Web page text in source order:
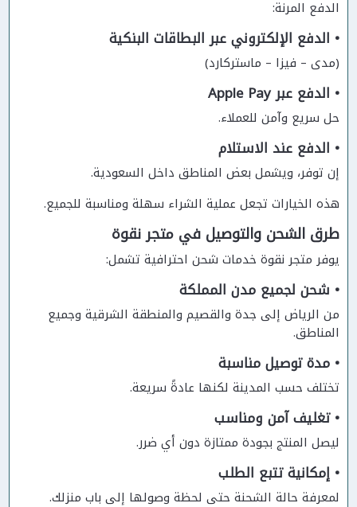
الدفع المرنة:
• الدفع الإلكتروني عبر البطاقات البنكية
(مدى – فيزا – ماستركارد)
• الدفع عبر Apple Pay
حل سريع وآمن للعملاء.
• الدفع عند الاستلام
إن توفر، ويشمل بعض المناطق داخل السعودية.
هذه الخيارات تجعل عملية الشراء سهلة ومناسبة للجميع.
طرق الشحن والتوصيل في متجر نقوة
يوفر متجر نقوة خدمات شحن احترافية تشمل:
• شحن لجميع مدن المملكة
من الرياض إلى جدة والقصيم والمنطقة الشرقية وجميع
المناطق.
• مدة توصيل مناسبة
تختلف حسب المدينة لكنها عادةً سريعة.
• تغليف آمن ومناسب
ليصل المنتج بجودة ممتازة دون أي ضرر.
• إمكانية تتبع الطلب
لمعرفة حالة الشحنة حتى لحظة وصولها إلى باب منزلك.